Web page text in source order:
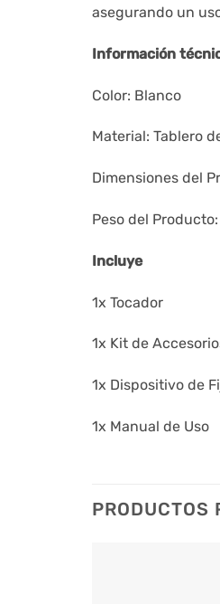
asegurando un
Información
Color: Blanco
Material: Tablero
Dimensiones del
Peso del
Incluye
1x Tocador
1x Kit de
1x Dispositivo de
1x Manual de Uso
PRODUCTOS